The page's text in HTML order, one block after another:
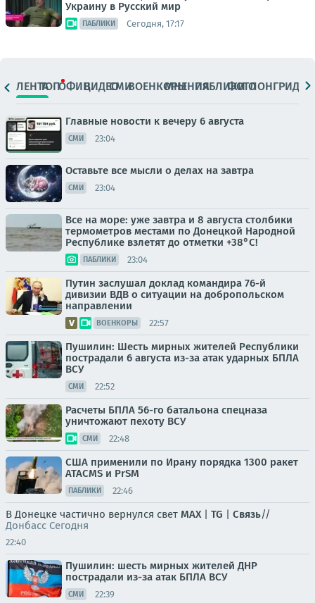
Украину в Русский мир
ПАБЛИКИ Сегодня, 17:17
ЛЕНТАТОПОФИЦ.ВИДЕОСМИВОЕНКОРЫМНЕНИЯПАБЛИКИ
ФОТОЛОНГРИДЫ
Главные новости к вечеру 6 августа
СМИ 23:04
Оставьте все мысли о делах на завтра
СМИ 23:04
Все на море: уже завтра и 8 августа столбики
термометров местами по Донецкой Народной
Республике взлетят до отметки +38°C!
ПАБЛИКИ 23:04
Путин заслушал доклад командира 76-й
дивизии ВДВ о ситуации на добропольском
направлении
ВОЕНКОРЫ 22:57
Пушилин: Шесть мирных жителей Республики
пострадали 6 августа из-за атак ударных БПЛА
ВСУ
СМИ 22:52
Расчеты БПЛА 56-го батальона спецназа
уничтожают пехоту ВСУ
СМИ 22:48
США применили по Ирану порядка 1300 ракет
ATACMS и PrSM
ПАБЛИКИ 22:46
В Донецке частично вернулся свет MAX| TG | Связь//
Донбасс Сегодня
22:40
Пушилин: шесть мирных жителей ДНР
пострадали из-за атак БПЛА ВСУ
СМИ 22:39